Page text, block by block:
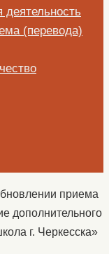
деятельность
(перевода)
приема
дополнительного
г. Черкесска»